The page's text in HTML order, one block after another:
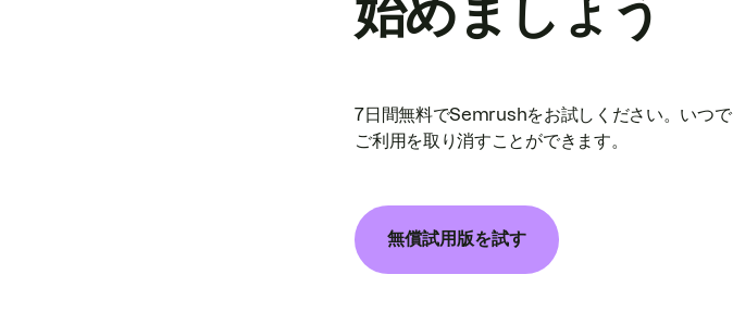
始めましょう
7日間無料でSemrushをお試しください。いつ
ご利用を取り消すことができます。
無償試用版を試す